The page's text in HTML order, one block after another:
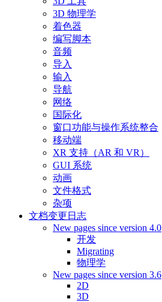
3D 物理学
着色器
编写脚本
音频
导入
输入
导航
网络
国际化
窗口功能与操作系统整合
移动端
XR 支持（AR 和 VR）
GUI 系统
动画
文件格式
杂项
文档变更日志
New pages since version 4.0
开发
Migrating
物理学
New pages since version 3.6
2D
3D